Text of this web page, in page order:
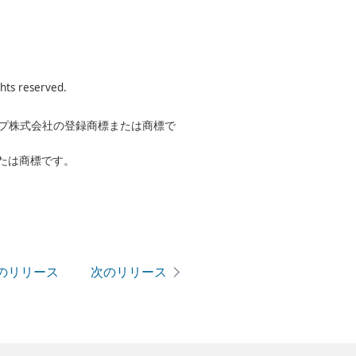
reserved.
株式会社の登録商標または商標で
商標です。
リリース 次のリリース